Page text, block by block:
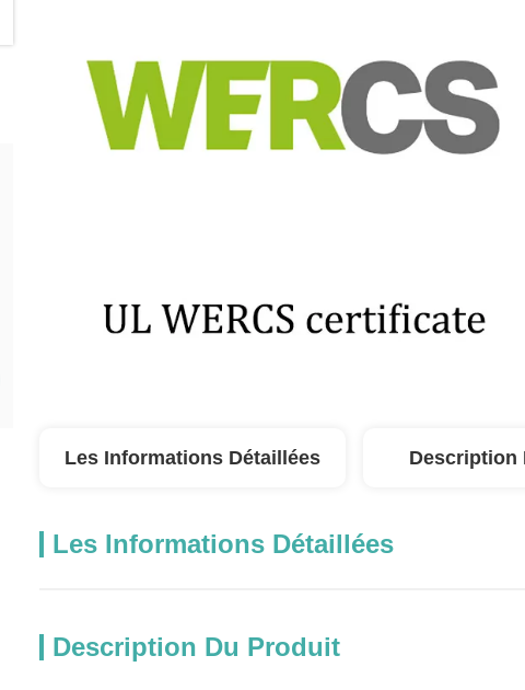
Les Informations Détaillées Description
Les Informations Détaillées
Description Du Produit